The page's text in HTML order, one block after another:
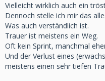
Vielleicht wirklich auch ein
Dennoch stelle ich mir das
Was auch verständlich ist.
Trauer ist meistens ein Weg.
Oft kein Sprint, manchmal
Und der Verlust eines
meistens einen sehr tiefen